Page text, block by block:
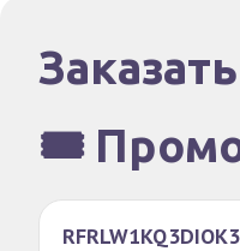
🎟️
RFRLW1KQ3DIOK3